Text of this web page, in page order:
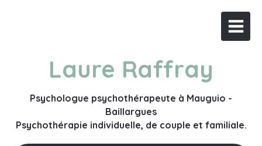
Laure Raffray
Psychologue psychothérapeute à Mauguio -
Baillargues
Psychothérapie individuelle, de couple et familiale.